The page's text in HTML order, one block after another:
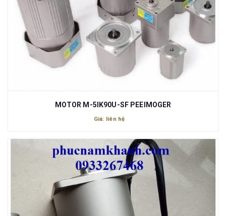
MOTOR M-5IK90U-SF PEEIMOGER
Giá: liên hệ